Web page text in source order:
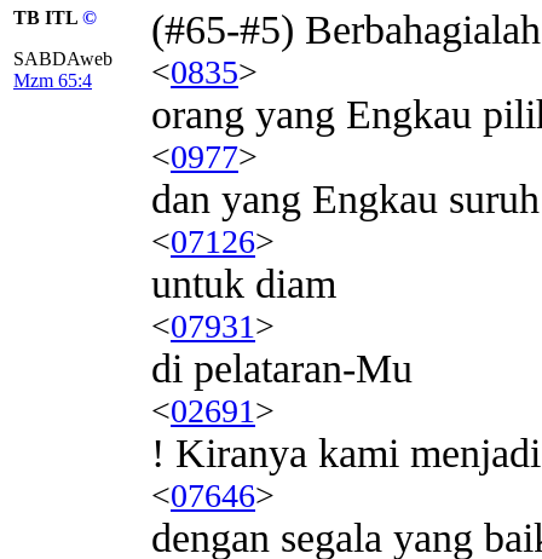
TB ITL ©
SABDAweb
Mzm 65:4
(#65-#5) Berbahagialah
<0835>
orang yang Engkau
<0977>
dan yang Engkau
<07126>
untuk diam
<07931>
di pelataran-Mu
<02691>
! Kiranya kami
<07646>
dengan segala yang